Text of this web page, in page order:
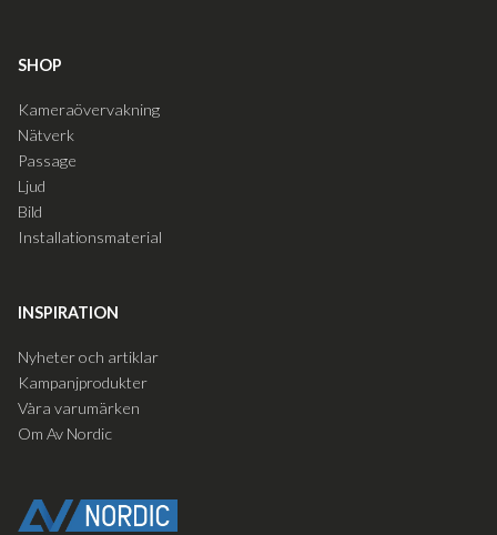
SHOP
Kameraövervakning
Nätverk
Passage
Ljud
Bild
Installationsmaterial
INSPIRATION
Nyheter och artiklar
Kampanjprodukter
Våra varumärken
Om Av Nordic